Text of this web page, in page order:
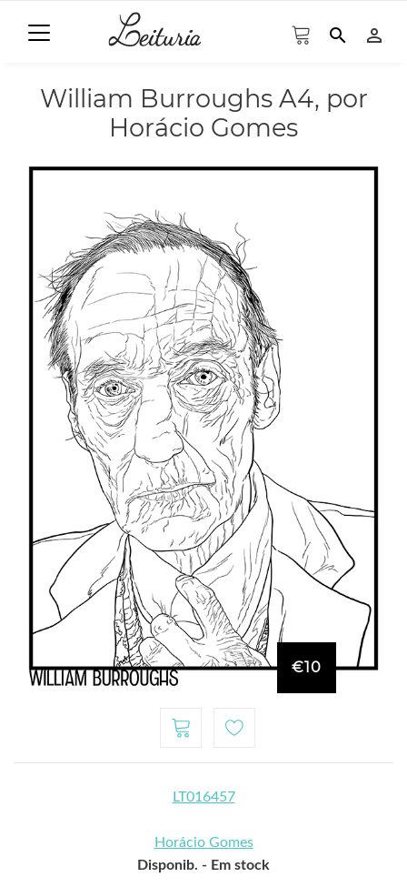
search person_outline
William Burroughs A4, por
Horácio Gomes
€10
LT016457
Horácio Gomes
Disponib. - Em stock